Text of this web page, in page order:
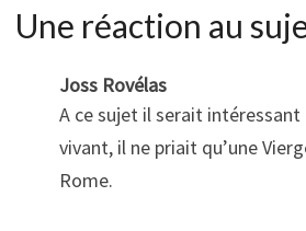
Une réaction au
Joss Rovélas
A ce sujet il serait intéressant
vivant, il ne priait qu’une
Rome.